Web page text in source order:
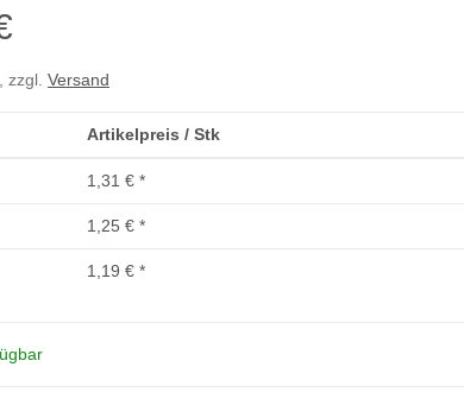
zzgl. Versand
Artikelpreis / Stk
1,31 € *
1,25 € *
1,19 € *